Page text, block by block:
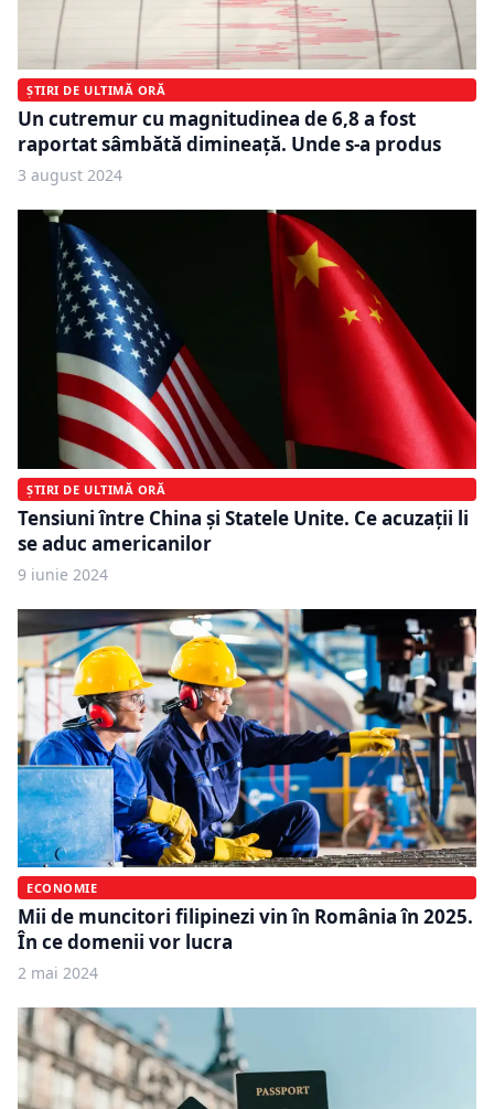
ȘTIRI DE ULTIMĂ ORĂ
Un cutremur cu magnitudinea de 6,8 a fost
raportat sâmbătă dimineață. Unde s-a produs
3 august 2024
ȘTIRI DE ULTIMĂ ORĂ
Tensiuni între China și Statele Unite. Ce acuzații li
se aduc americanilor
9 iunie 2024
ECONOMIE
Mii de muncitori filipinezi vin în România în 2025.
În ce domenii vor lucra
2 mai 2024